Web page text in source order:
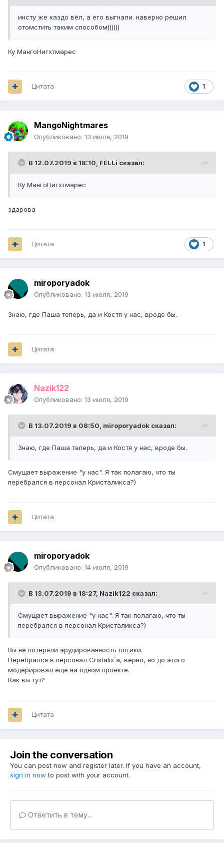
инсту же каздо вёл, а его выгнали. наверно решил
отомстить таким способом))))))
Ку МангоНигхтмарес
1
Цитата
MangoNightmares
Опубликовано: 13 июля, 2019
В 12.07.2019 в 18:10, FELLi сказал:
Ку МангоНигхтмарес
здарова
1
Цитата
miroporyadok
Опубликовано: 13 июля, 2019
Знаю, где Паша теперь, да и Костя у нас, вроде бы.
Цитата
Nazik122
Опубликовано: 13 июля, 2019
В 13.07.2019 в 08:50, miroporyadok сказал:
Знаю, где Паша теперь, да и Костя у нас, вроде бы.
Смущает выражение "у нас". Я так полагаю, что ты
перебрался в персонал Кристаликса?)
Цитата
miroporyadok
Опубликовано: 14 июля, 2019
В 13.07.2019 в 18:27, Nazik122 сказал:
Смущает выражение "у нас". Я так полагаю, что ты
перебрался в персонал Кристаликса?)
Вы не потеряли эрудированность логики.
Перебрался в персонал Cristalix`а, верно, но до этого
модерировал ещё на одном проекте.
Как вы тут?
Цитата
Join the conversation
You can post now and register later. If you have an account,
sign in now to post with your account.
Ответить в тему...